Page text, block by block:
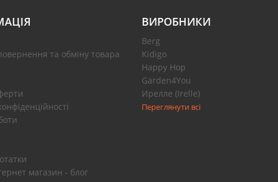
та обміну товара
магазин - блог
ВИРОБНИКИ
Berg
Kidigo
Happy Hop
Garden4You
Ирелле (Irelle)
Переглянути всі